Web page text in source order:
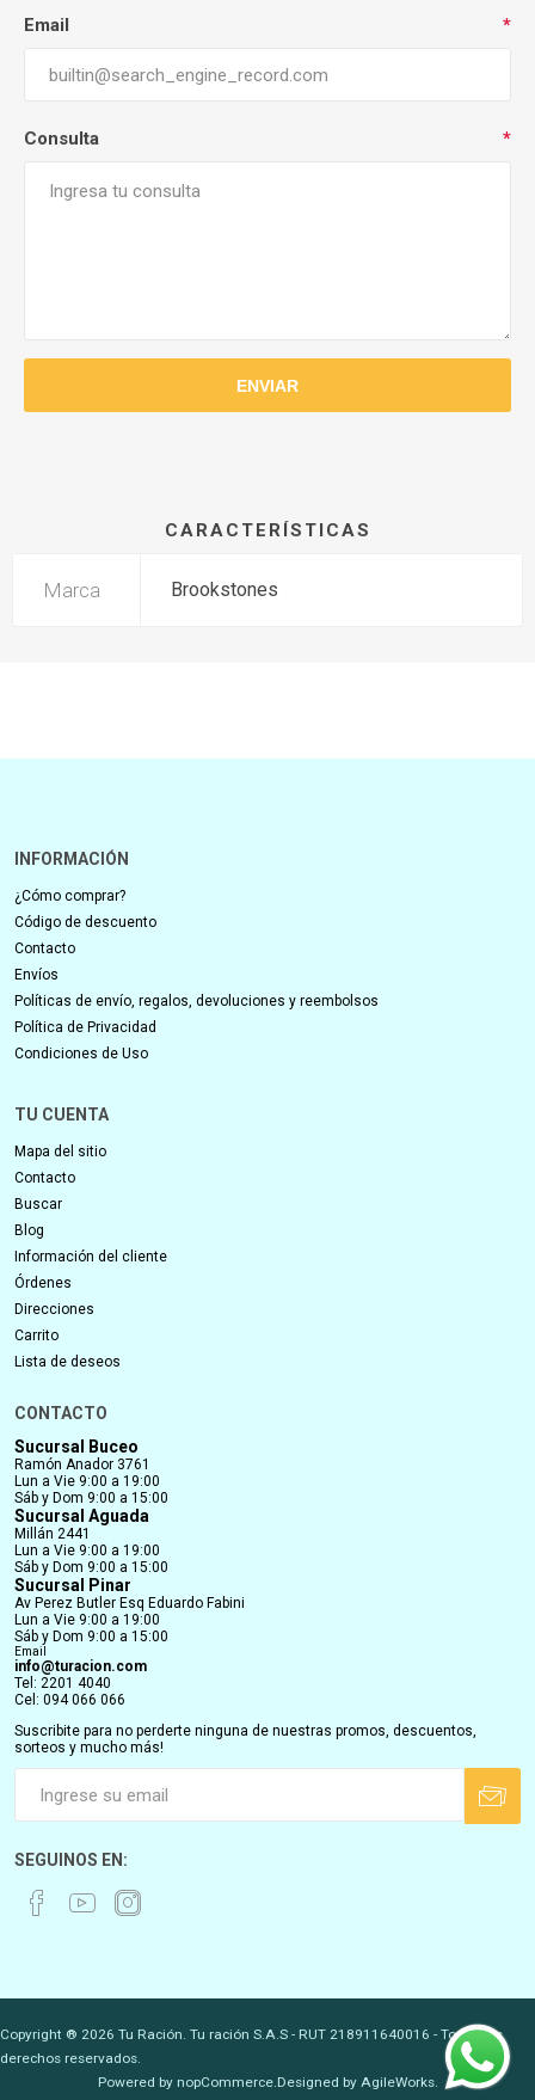
Email *
Consulta *
CARACTERÍSTICAS
Marca Brookstones
INFORMACIÓN
¿Cómo comprar?
Código de descuento
Contacto
Envíos
Políticas de envío, regalos, devoluciones y reembolsos
Política de Privacidad
Condiciones de Uso
TU CUENTA
Mapa del sitio
Contacto
Buscar
Blog
Información del cliente
Órdenes
Direcciones
Carrito
Lista de deseos
CONTACTO
Sucursal Buceo
Ramón Anador 3761
Lun a Vie 9:00 a 19:00
Sáb y Dom 9:00 a 15:00
Sucursal Aguada
Millán 2441
Lun a Vie 9:00 a 19:00
Sáb y Dom 9:00 a 15:00
Sucursal Pinar
Av Perez Butler Esq Eduardo Fabini
Lun a Vie 9:00 a 19:00
Sáb y Dom 9:00 a 15:00
Email
info@turacion.com
Tel: 2201 4040
Cel: 094 066 066
Suscribite para no perderte ninguna de nuestras promos, descuentos,
sorteos y mucho más!
SEGUINOS EN:
Copyright ® 2026 Tu Ración. Tu ración S.A.S - RUT 218911640016 - Todos los
derechos reservados.
Powered by nopCommerce.Designed by AgileWorks.